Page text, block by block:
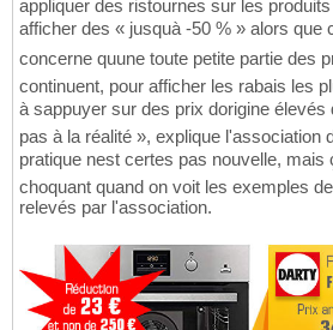
appliquer des ristournes sur les
afficher des « jusquà -50 % » alors que
concerne quune toute petite partie des
continuent, pour afficher les rabais les
à sappuyer sur des prix dorigine
pas à la réalité », explique l'association
pratique nest certes pas nouvelle,
choquant quand on voit les exemples
relevés par l'association.